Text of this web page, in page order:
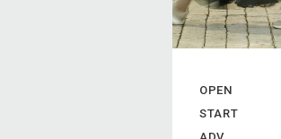
OPEN
START